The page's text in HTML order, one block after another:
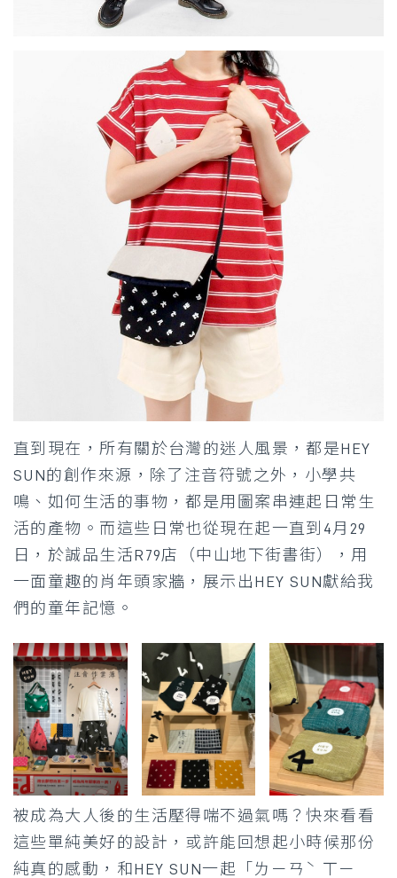
直到現在，所有關於台灣的迷人風景，都是HEY
SUN的創作來源，除了注音符號之外，小學共
鳴、如何生活的事物，都是用圖案串連起日常生
活的產物。而這些日常也從現在起一直到4月29
日，於誠品生活R79店（中山地下街書街），用
一面童趣的肖年頭家牆，展示出HEY SUN獻給我
們的童年記憶。
被成為大人後的生活壓得喘不過氣嗎？快來看看
這些單純美好的設計，或許能回想起小時候那份
純真的感動，和HEY SUN一起「ㄌㄧㄢˋ ㄒㄧ